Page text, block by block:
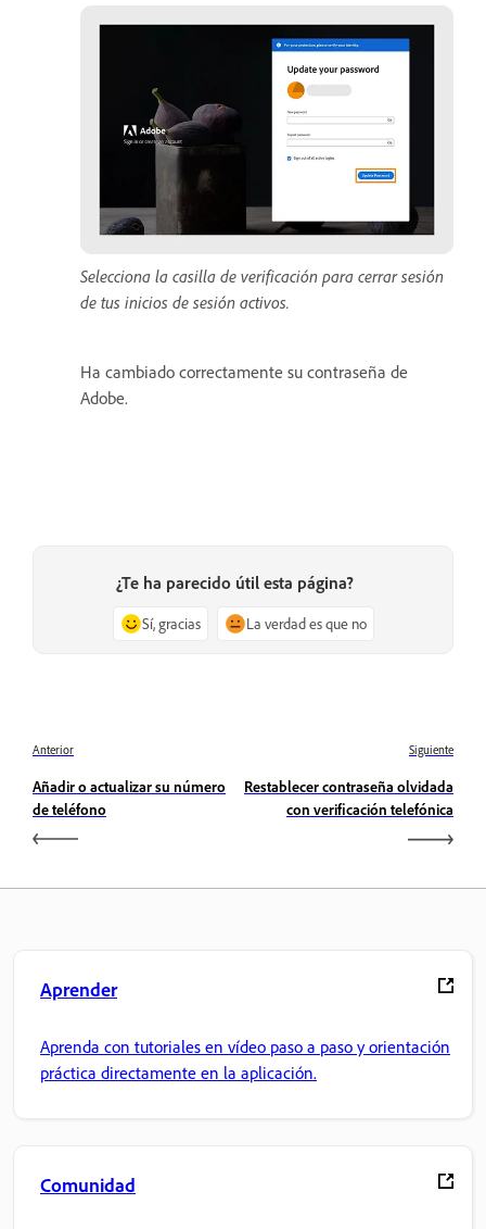
Selecciona la casilla de verificación para cerrar sesión
de tus inicios de sesión activos.
Ha cambiado correctamente su contraseña de
Adobe.
¿Te ha parecido útil esta página?
Sí, gracias La verdad es que no
Anterior
Añadir o actualizar su número
de teléfono
Siguiente
Restablecer contraseña olvidada
con verificación telefónica
Aprender
Aprenda con tutoriales en vídeo paso a paso y orientación
práctica directamente en la aplicación.
Comunidad